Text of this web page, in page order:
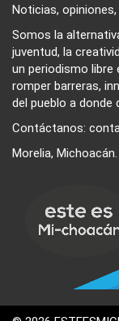
Noticias,
Somos la
juventud, la
un periodismo libre
romper barreras,
del pueblo a donde
Contáctanos:
Morelia,